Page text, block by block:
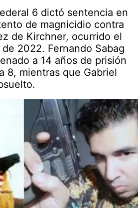
6 dictó sentencia en
de magnicidio contra
de Kirchner, ocurrido el
2022. Fernando Sabag
a 14 años de prisión
8, mientras que Gabriel